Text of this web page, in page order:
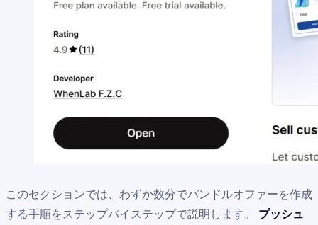
このセクションでは、わずか数分でバンドルオファーを作成
する手順をステップバイステップで説明します。 プッシュ